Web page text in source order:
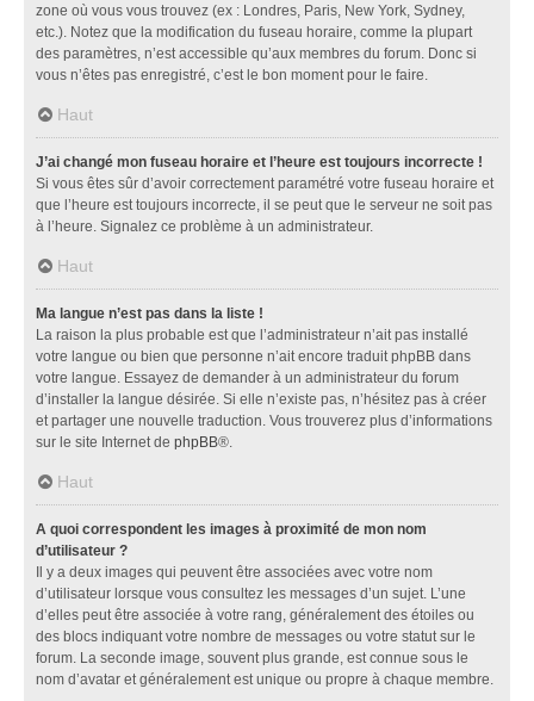
zone où vous vous trouvez (ex : Londres, Paris, New York, Sydney,
etc.). Notez que la modification du fuseau horaire, comme la plupart
des paramètres, n’est accessible qu’aux membres du forum. Donc si
vous n’êtes pas enregistré, c’est le bon moment pour le faire.
Haut
J’ai changé mon fuseau horaire et l’heure est toujours incorrecte !
Si vous êtes sûr d’avoir correctement paramétré votre fuseau horaire et
que l’heure est toujours incorrecte, il se peut que le serveur ne soit pas
à l’heure. Signalez ce problème à un administrateur.
Haut
Ma langue n’est pas dans la liste !
La raison la plus probable est que l’administrateur n’ait pas installé
votre langue ou bien que personne n’ait encore traduit phpBB dans
votre langue. Essayez de demander à un administrateur du forum
d’installer la langue désirée. Si elle n’existe pas, n’hésitez pas à créer
et partager une nouvelle traduction. Vous trouverez plus d’informations
sur le site Internet de phpBB®.
Haut
A quoi correspondent les images à proximité de mon nom
d’utilisateur ?
Il y a deux images qui peuvent être associées avec votre nom
d’utilisateur lorsque vous consultez les messages d’un sujet. L’une
d’elles peut être associée à votre rang, généralement des étoiles ou
des blocs indiquant votre nombre de messages ou votre statut sur le
forum. La seconde image, souvent plus grande, est connue sous le
nom d’avatar et généralement est unique ou propre à chaque membre.